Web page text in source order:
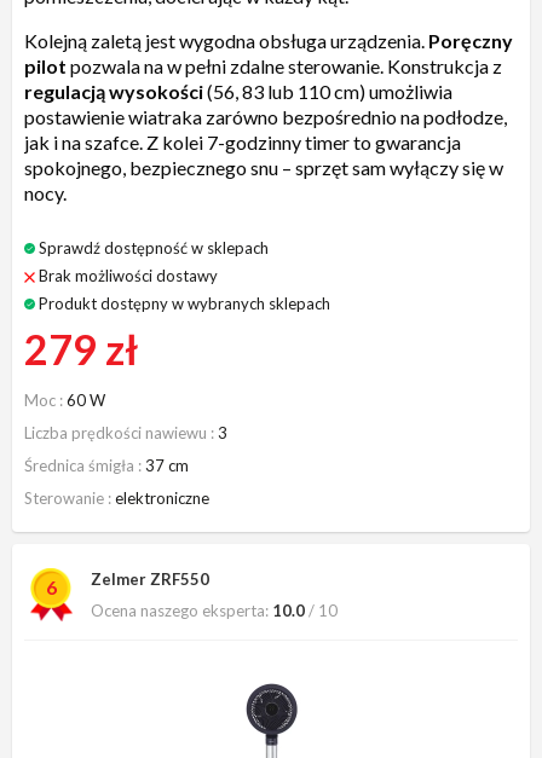
Kolejną zaletą jest wygodna obsługa urządzenia. Poręczny
pilot pozwala na w pełni zdalne sterowanie. Konstrukcja z
regulacją wysokości(56, 83 lub 110 cm) umożliwia
postawienie wiatraka zarówno bezpośrednio na podłodze,
jak i na szafce. Z kolei 7-godzinny timer to gwarancja
spokojnego, bezpiecznego snu – sprzęt sam wyłączy się w
nocy.
Sprawdź dostępność w sklepach
Brak możliwości dostawy
Produkt dostępny w wybranych sklepach
279 zł
Moc 60 W
Liczba prędkości nawiewu
3
Średnica śmigła
37 cm
Sterowanie elektroniczne
6
Zelmer ZRF550
Ocena naszego eksperta: 10.0/ 10